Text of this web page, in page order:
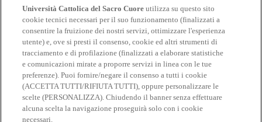
Eventi
Avvisi
Social
Facebook
𝕏
Linkedin
Youtube
Instagram
Telegram
Università Cattolica del Sacro Cuore utilizza su questo sito
cookie tecnici necessari per il suo funzionamento (finalizzati a
consentire la fruizione dei nostri servizi, ottimizzare l'esperienza
utente) e, ove si presti il consenso, cookie ed altri strumenti di
tracciamento e di profilazione (finalizzati a elaborare statistiche
e comunicazioni mirate a proporre servizi in linea con le tue
preferenze). Puoi fornire/negare il consenso a tutti i cookie
(ACCETTA TUTTI/RIFIUTA TUTTI), oppure personalizzare le
scelte (PERSONALIZZA). Chiudendo il banner senza effettuare
alcuna scelta la navigazione proseguirà solo con i cookie
necessari.